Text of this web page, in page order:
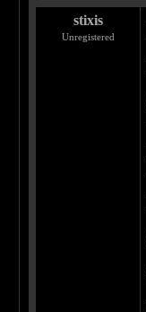
stixis
Unregistered